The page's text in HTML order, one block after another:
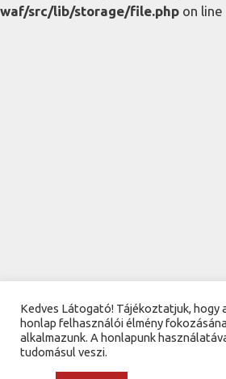
Kedves Látogató! Tájékoztatjuk, hogy
honlap felhasználói élmény
alkalmazunk. A honlapunk
tudomásul veszi.
waf/src/lib/storage/file.php on line